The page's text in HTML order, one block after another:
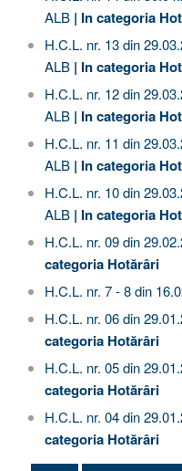
ALB | In categoria
H.C.L. nr. 13 din
ALB | In categoria
H.C.L. nr. 12 din
ALB | In categoria
H.C.L. nr. 11 din
ALB | In categoria
H.C.L. nr. 10 din
ALB | In categoria
H.C.L. nr. 09 din
categoria Hotărâri
H.C.L. nr. 7 - 8 din
H.C.L. nr. 06 din
categoria Hotărâri
H.C.L. nr. 05 din
categoria Hotărâri
H.C.L. nr. 04 din
categoria Hotărâri